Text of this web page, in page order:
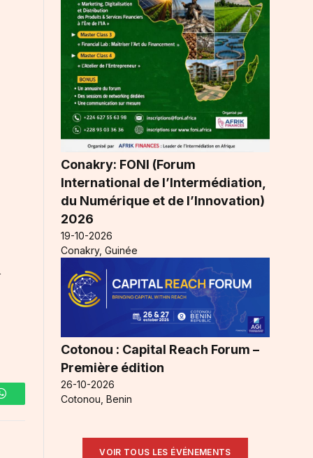
WhatsApp
Conakry: FONI (Forum
International de l’Intermédiation,
du Numérique et de l’Innovation)
2026
19-10-2026
Conakry, Guinée
Cotonou : Capital Reach Forum –
Première édition
26-10-2026
Cotonou, Benin
VOIR TOUS LES ÉVÉNEMENTS